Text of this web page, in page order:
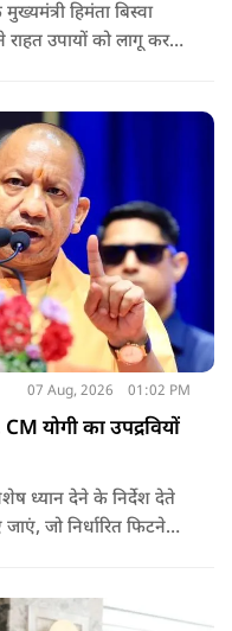
उपायों को लागू करना
07 Aug, 2026 01:02 PM
योगी का उपद्रवियों
ध्यान देने के निर्देश देते
जो निर्धारित फिटनेस
सुनिश्चित की जा सके.